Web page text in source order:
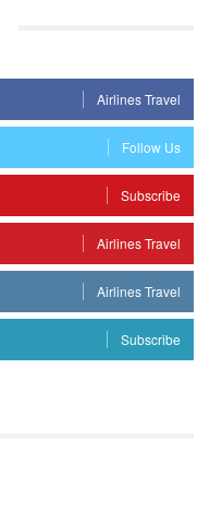
Airlines Travel
Follow Us
Subscribe
Airlines Travel
Airlines Travel
Subscribe